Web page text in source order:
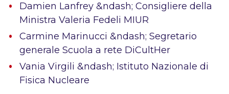
Damien Lanfrey &ndash; Consigliere della
Ministra Valeria Fedeli MIUR
Carmine Marinucci &ndash; Segretario
generale Scuola a rete DiCultHer
Vania Virgili &ndash; Istituto Nazionale di
Fisica Nucleare